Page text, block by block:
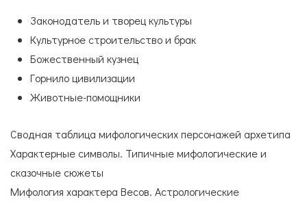
Законодатель и творец культуры
Культурное строительство и брак
Божественный кузнец
Горнило цивилизации
Животные-помощники
Сводная таблица мифологических персонажей архетипа
Характерные символы. Типичные мифологические и
сказочные сюжеты
Мифология характера Весов. Астрологические